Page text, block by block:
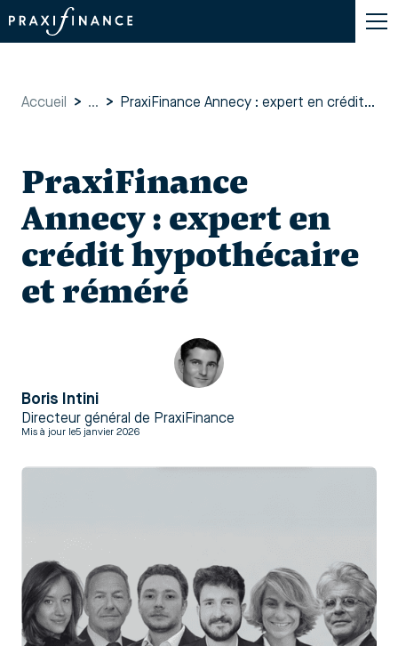
Accueil > ... > PraxiFinance Annecy : expert en crédit hypothécaire et réméré
PraxiFinance
Annecy : expert en
crédit hypothécaire
et réméré
Boris Intini
Directeur général de PraxiFinance
Mis à jour le5 janvier 2026